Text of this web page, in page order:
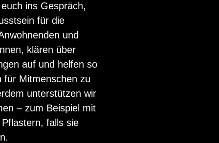
ins Gespräch,
für die
und
klären über
auf und helfen so
für Mitmenschen zu
unterstützen wir
– zum Beispiel mit
falls sie